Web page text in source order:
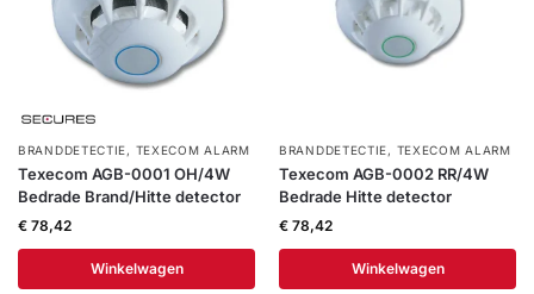
BRANDDETECTIE, TEXECOM ALARM
Texecom AGB-0001 OH/4W
Bedrade Brand/Hitte detector
€ 78,42
Winkelwagen
BRANDDETECTIE, TEXECOM ALARM
Texecom AGB-0002 RR/4W
Bedrade Hitte detector
€ 78,42
Winkelwagen